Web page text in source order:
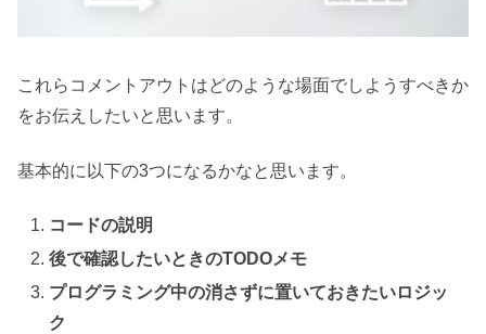
これらコメントアウトはどのような場面でしようすべきか
をお伝えしたいと思います。
基本的に以下の3つになるかなと思います。
コードの説明
後で確認したいときのTODOメモ
プログラミング中の消さずに置いておきたいロジッ
ク